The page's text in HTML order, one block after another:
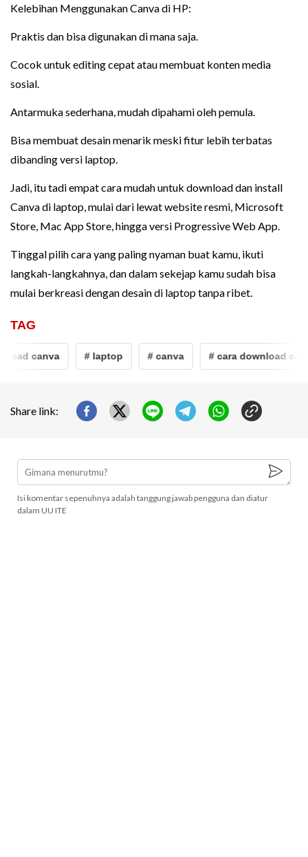
Kelebihan Menggunakan Canva di HP:
Praktis dan bisa digunakan di mana saja.
Cocok untuk editing cepat atau membuat konten media
sosial.
Antarmuka sederhana, mudah dipahami oleh pemula.
Bisa membuat desain menarik meski fitur lebih terbatas
dibanding versi laptop.
Jadi, itu tadi empat cara mudah untuk download dan install
Canva di laptop, mulai dari lewat website resmi, Microsoft
Store, Mac App Store, hingga versi Progressive Web App.
Tinggal pilih cara yang paling nyaman buat kamu, ikuti
langkah-langkahnya, dan dalam sekejap kamu sudah bisa
mulai berkreasi dengan desain di laptop tanpa ribet.
TAG
canva # laptop # canva # cara download
Share link:
Isi komentar sepenuhnya adalah tanggung jawab pengguna dan diatur
dalam UU ITE